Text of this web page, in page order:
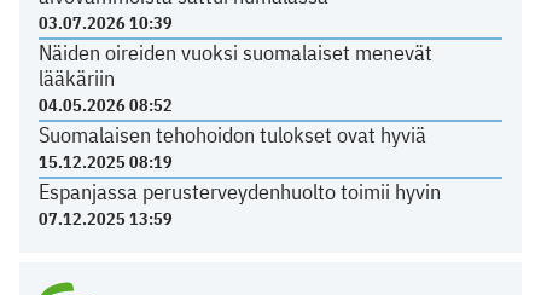
03.07.2026 10:39
Näiden oireiden vuoksi suomalaiset menevät
lääkäriin
04.05.2026 08:52
Suomalaisen tehohoidon tulokset ovat hyviä
15.12.2025 08:19
Espanjassa perusterveydenhuolto toimii hyvin
07.12.2025 13:59